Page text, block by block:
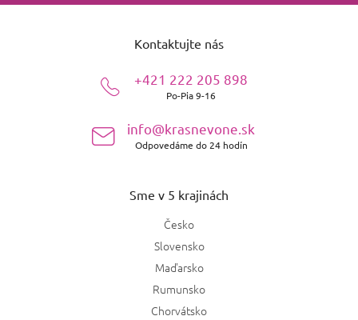
Kontaktujte nás
+421 222 205 898
Po-Pia 9-16
info@krasnevone.sk
Odpovedáme do 24 hodín
Sme v 5 krajinách
Česko
Slovensko
Maďarsko
Rumunsko
Chorvátsko